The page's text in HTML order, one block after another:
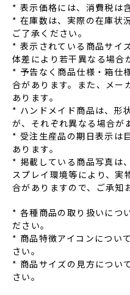
* 表⽰価格には、消費税は
* 在庫数は、実際の在庫状
ご了承ください。
* 表⽰されている商品サイ
体差により若⼲異なる場合
* 予告なく商品仕様‧箱仕
合があります。また、メー
あります。
* ハンドメイド商品は、
が、それぞれ異なる場合が
* 受注⽣産品の期⽇表⽰は
あります。
* 掲載している商品写真は
スプレイ環境等により、
合がありますので、ご承知
* 各種商品の取り扱いにつ
ださい。
* 商品特徴アイコンについて
さい。
* 商品サイズの見方について
さい。